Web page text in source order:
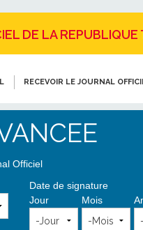
DE LA
RECEVOIR LE JOURNAL
Officiel
Date de signature
Jour
Mois